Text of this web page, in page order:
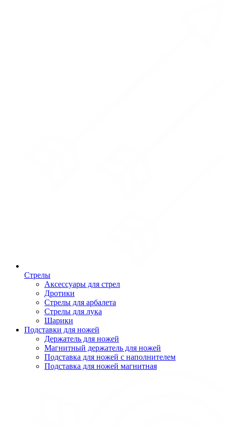
Стрелы
Аксессуары для стрел
Дротики
Стрелы для арбалета
Стрелы для лука
Шарики
Подставки для ножей
Держатель для ножей
Магнитный держатель для ножей
Подставка для ножей с наполнителем
Подставка для ножей магнитная